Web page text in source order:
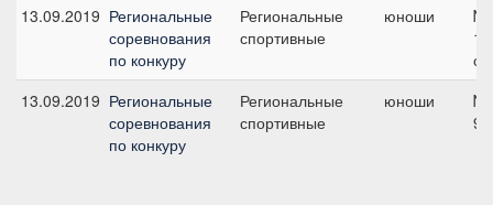
13.09.2019 Региональные
соревнования
по конкуру
Региональные
спортивные
юноши
см
13.09.2019 Региональные
соревнования
по конкуру
Региональные
спортивные
юноши